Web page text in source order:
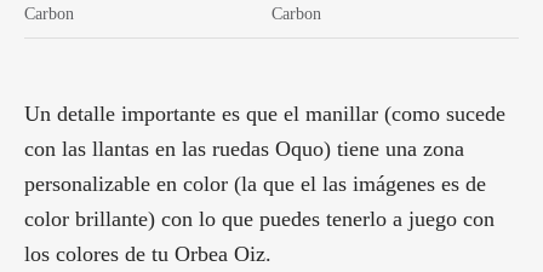
Carbon
Carbon
Un detalle importante es que el manillar (como sucede
con las llantas en las ruedas Oquo) tiene una zona
personalizable en color (la que el las imágenes es de
color brillante) con lo que puedes tenerlo a juego con
los colores de tu Orbea Oiz.